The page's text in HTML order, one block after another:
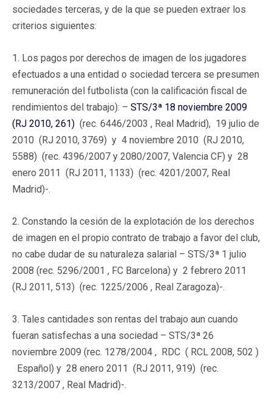
sociedades terceras, y de la que se pueden extraer los
criterios siguientes:
1. Los pagos por derechos de imagen de los jugadores
efectuados a una entidad o sociedad tercera se presumen
remuneración del futbolista (con la calificación fiscal de
rendimientos del trabajo): – STS/3ª 18 noviembre 2009
(RJ 2010, 261) (rec. 6446/2003 , Real Madrid), 19 julio de
2010 (RJ 2010, 3769) y 4 noviembre 2010 (RJ 2010,
5588) (rec. 4396/2007 y 2080/2007, Valencia CF) y 28
enero 2011 (RJ 2011, 1133) (rec. 4201/2007, Real
Madrid)-.
2. Constando la cesión de la explotación de los derechos
de imagen en el propio contrato de trabajo a favor del club,
no cabe dudar de su naturaleza salarial – STS/3ª 1 julio
2008 (rec. 5296/2001 , FC Barcelona) y 2 febrero 2011
(RJ 2011, 513) (rec. 1225/2006 , Real Zaragoza)-.
3. Tales cantidades son rentas del trabajo aun cuando
fueran satisfechas a una sociedad – STS/3ª 26
noviembre 2009 (rec. 1278/2004 , RDC ( RCL 2008, 502 )
Español) y 28 enero 2011 (RJ 2011, 919) (rec.
3213/2007 , Real Madrid)-.